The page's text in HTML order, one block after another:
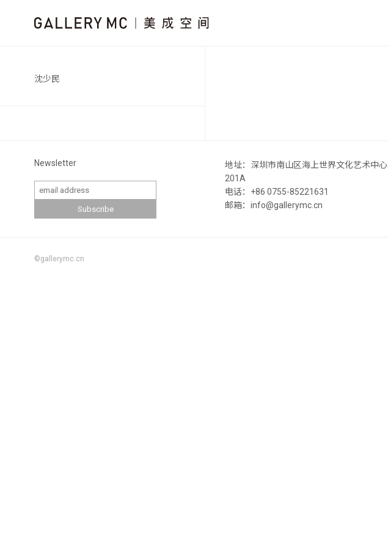
沈少民
Newsletter
地址：深圳市南山区海上世界文化艺术中心
201A
电话：+86 0755-85221631
邮箱：info@gallerymc.cn
©gallerymc.cn